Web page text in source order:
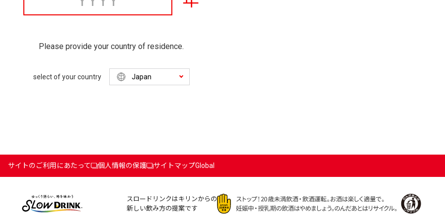
Please provide your country of residence.
select of your country
サイトのご利用にあたって 個人情報の保護 サイトマップGlobal
スロードリンクはキリンからの
新しい飲み方の提案です